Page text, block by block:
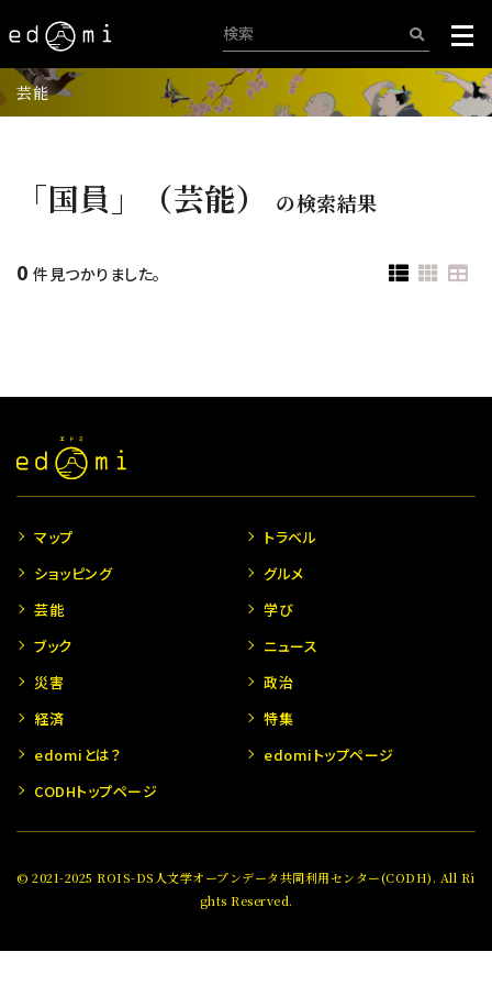
芸能
「国員」（芸能） の検索結果
0 件見つかりました。
マップ
トラベル
ショッピング
グルメ
芸能
学び
ブック
ニュース
災害
政治
経済
特集
edomiとは？
edomiトップページ
CODHトップページ
© 2021-2025 ROIS-DS人文学オープンデータ共同利用センター(CODH). All Ri
ghts Reserved.